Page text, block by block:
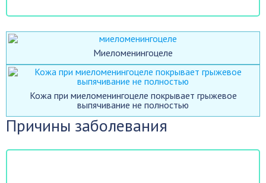
Миеломенингоцеле
Кожа при миеломенингоцеле покрывает грыжевое
выпячивание не полностью
Причины заболевания